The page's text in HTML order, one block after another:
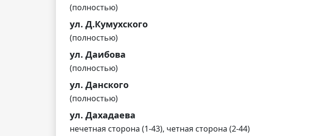
(полностью)
ул. Д.Кумухского
(полностью)
ул. Даибова
(полностью)
ул. Данского
(полностью)
ул. Дахадаева
нечетная сторона (1-43), четная сторона (2-44)